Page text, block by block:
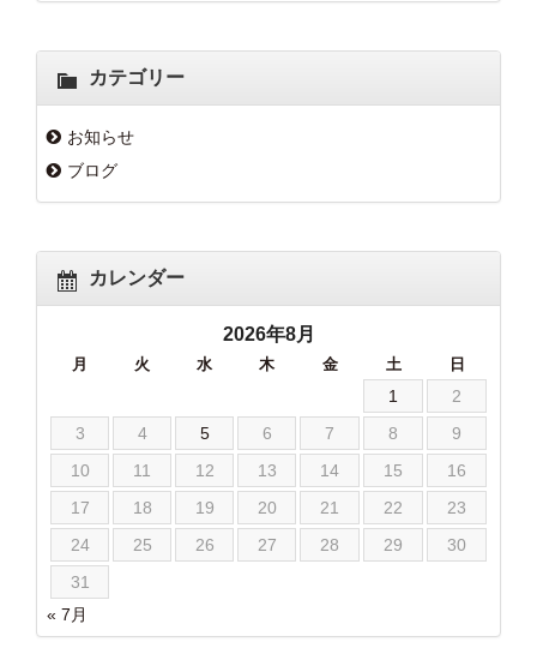
カテゴリー
お知らせ
ブログ
カレンダー
2026年8月
月 火 水 木 金 土 日
1
2
3
4 5 6 7 8
9
10
11 12 13 14 15
16
17
18 19 20 21 22
23
24
25 26 27 28 29
30
31
« 7月